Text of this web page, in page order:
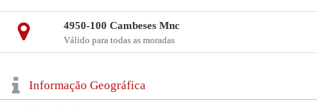
4950-100 Cambeses Mnc
Válido para todas as moradas
Informação Geográfica